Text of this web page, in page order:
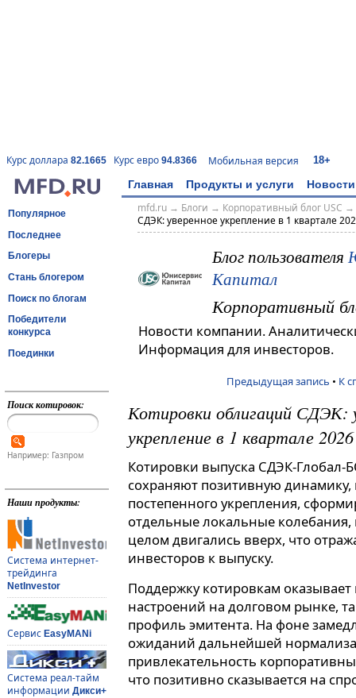
Курс доллара 82.1665 Курс евро 94.8366 Мобильная версия 18+
Главная Продукты и услуги Новости
Популярное
Последнее
Блогеры
Стань блогером
Поиск по блогам
Победители
конкурса
Поединки
Поиск котировок:
Например: Газпром
Наши продукты:
Система интернет-
трейдинга
NetInvestor
Сервис EasyMANi
Система реал-тайм
информации Дикси+
mfd.ru→ Блоги → Корпоративный блог USC →
СДЭК: уверенное укрепление в 1 квартале
Блог пользователя
Капитал
Корпоративный
Новости компании.
Информация для инвесторов.
Предыдущая запись • К
Котировки облигаций СДЭК:
укрепление в 1 квартале
Котировки выпуска СДЭК-Глобал-
сохраняют позитивную
постепенного укрепления,
отдельные локальные колебания,
целом двигались вверх, что
инвесторов к выпуску.
Поддержку котировкам
настроений на долговом рынке,
профиль эмитента. На фоне
ожиданий дальнейшей
привлекательность
что позитивно сказывается на